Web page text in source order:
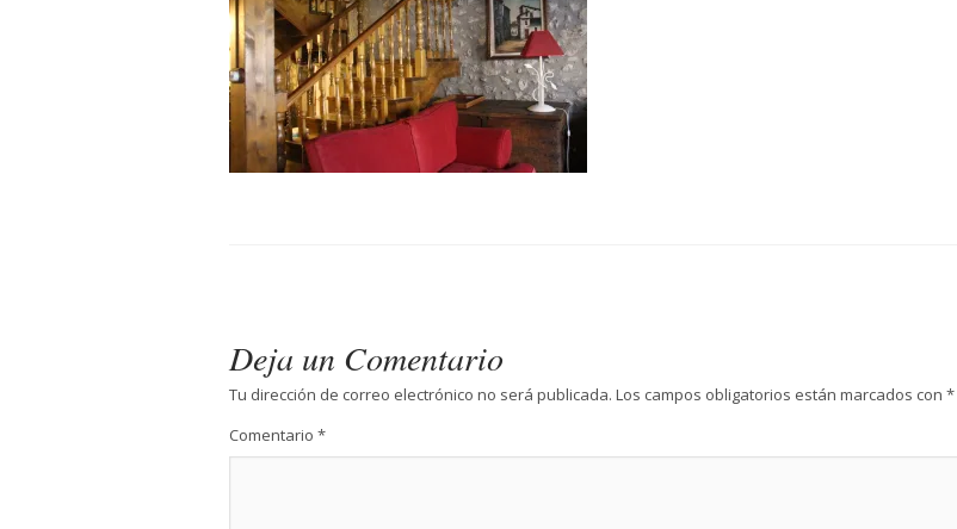
Deja un Comentario
Tu dirección de correo electrónico no será publicada. Los campos obligatorios están marcados con *
Comentario *